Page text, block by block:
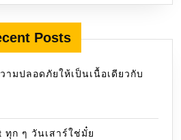
Posts
ามปลอดภัยให้เป็นเนื้อเดียวกับ
ทุก ๆ วันเสาร์ใช่มั๋ย